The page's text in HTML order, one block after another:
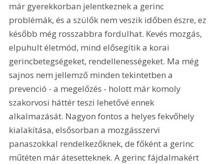
már gyerekkorban jelentkeznek a gerinc
problémák, és a szülők nem veszik időben észre, ez
később még rosszabbra fordulhat. Kevés mozgás,
elpuhult életmód, mind elősegítik a korai
gerincbetegségeket, rendellenességeket. Ma még
sajnos nem jellemző minden tekintetben a
prevenció - a megelőzés - holott már komoly
szakorvosi háttér teszi lehetővé ennek
alkalmazását. Nagyon fontos a helyes fekvőhely
kialakítása, elsősorban a mozgásszervi
panaszokkal rendelkezőknek, de főként a gerinc
műtéten már átesetteknek. A gerinc fájdalmakért